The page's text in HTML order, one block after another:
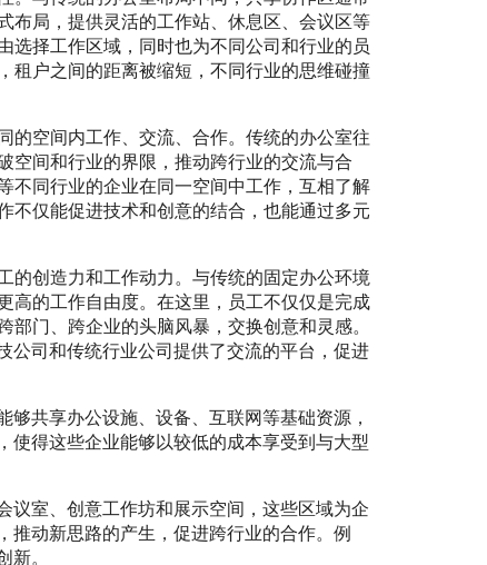
布局，提供灵活的工作站、休息区、会议区等
选择工作区域，同时也为不同公司和行业的员
租户之间的距离被缩短，不同行业的思维碰撞
的空间内工作、交流、合作。传统的办公室往
空间和行业的界限，推动跨行业的交流与合
不同行业的企业在同一空间中工作，互相了解
不仅能促进技术和创意的结合，也能通过多元
的创造力和工作动力。与传统的固定办公环境
高的工作自由度。在这里，员工不仅仅是完成
门、跨企业的头脑风暴，交换创意和灵感。
公司和传统行业公司提供了交流的平台，促进
共享办公设施、设备、互联网等基础资源，
使得这些企业能够以较低的成本享受到与大型
议室、创意工作坊和展示空间，这些区域为企
推动新思路的产生，促进跨行业的合作。例
新。